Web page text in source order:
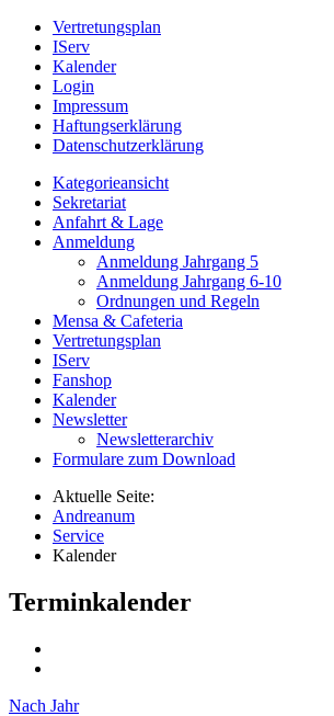
Vertretungsplan
IServ
Kalender
Login
Impressum
Haftungserklärung
Datenschutzerklärung
Kategorieansicht
Sekretariat
Anfahrt & Lage
Anmeldung
Anmeldung Jahrgang 5
Anmeldung Jahrgang 6-10
Ordnungen und Regeln
Mensa & Cafeteria
Vertretungsplan
IServ
Fanshop
Kalender
Newsletter
Newsletterarchiv
Formulare zum Download
Aktuelle Seite:
Andreanum
Service
Kalender
Terminkalender
Nach Jahr